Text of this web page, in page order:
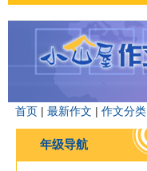
首页 | 最新作文 | 作文分类
年级导航